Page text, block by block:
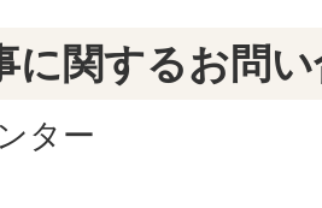
に関するお問
ター